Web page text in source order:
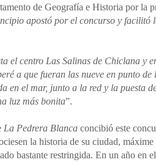
de Geografía e Historia por la
apostó por el concurso y facilitó
el centro Las Salinas de Chiclana y
a que fueran las nueve en punto de
en el mar, junto a la red y la puesta
luz más bonita”.
La Pedrera Blancaconcibió este
la historia de su ciudad,
bastante restringida. En un año en